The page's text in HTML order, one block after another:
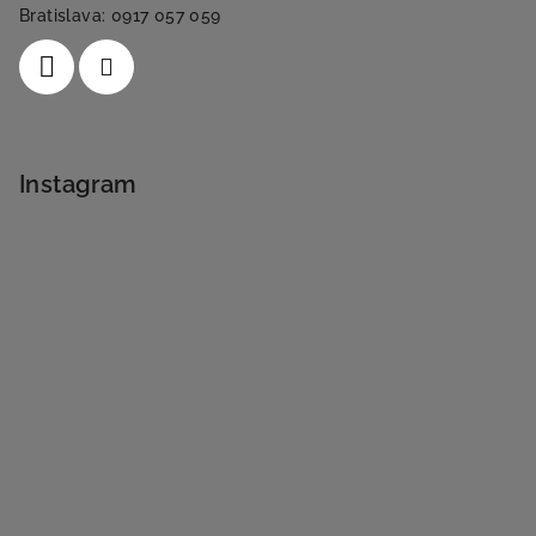
Bratislava: 0917 057 059
Instagram